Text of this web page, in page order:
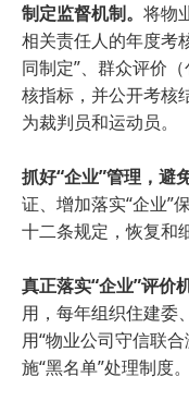
制定监督机制。 将物
相关责任人的年度考
同制定”、群众评价
核指标，并公开考核
为裁判员和运动员。
抓好“企业”管理，避
证、增加落实“企业”
十二条规定，恢复和
真正落实“企业”评价
用，每年组织住建委
用“物业公司守信联
施“黑名单”处理制度。